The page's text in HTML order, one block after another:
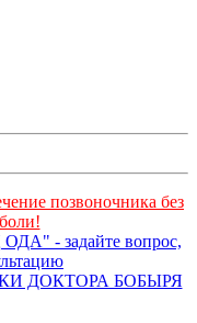
позвоночника без
- задайте вопрос,
ДОКТОРА БОБЫРЯ